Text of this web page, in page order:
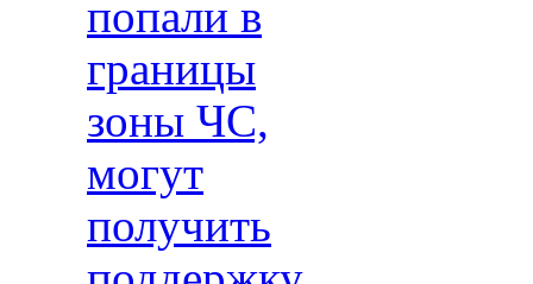
попали в
границы
зоны ЧС,
могут
получить